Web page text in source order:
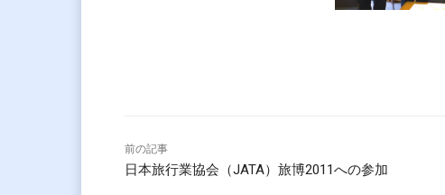
前の記事
日本旅行業協会（JATA）旅博2011への参加